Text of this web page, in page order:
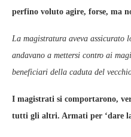
perfino voluto agire, forse, ma
La magistratura aveva assicurato
andavano a mettersi contro ai
beneficiari della caduta del
I magistrati si comportarono,
tutti gli altri. Armati per ‘dare